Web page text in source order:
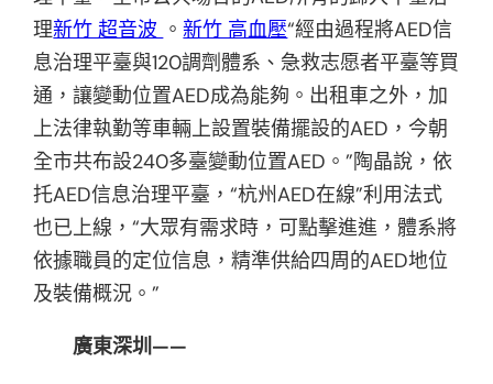
理新竹 超音波 。新竹 高血壓“經由過程將AED信
息治理平臺與120調劑體系、急救志愿者平臺等買
通，讓變動位置AED成為能夠。出租車之外，加
上法律執勤等車輛上設置裝備擺設的AED，今朝
全市共布設240多臺變動位置AED。”陶晶說，依
托AED信息治理平臺，“杭州AED在線”利用法式
也已上線，“大眾有需求時，可點擊進進，體系將
依據職員的定位信息，精準供給四周的AED地位
及裝備概況。”
廣東深圳——